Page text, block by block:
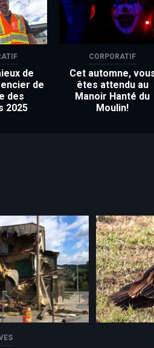
de
de
des
2025
CORPORATIF
Cet automne,
êtes attendu au
Manoir Hanté du
Moulin!